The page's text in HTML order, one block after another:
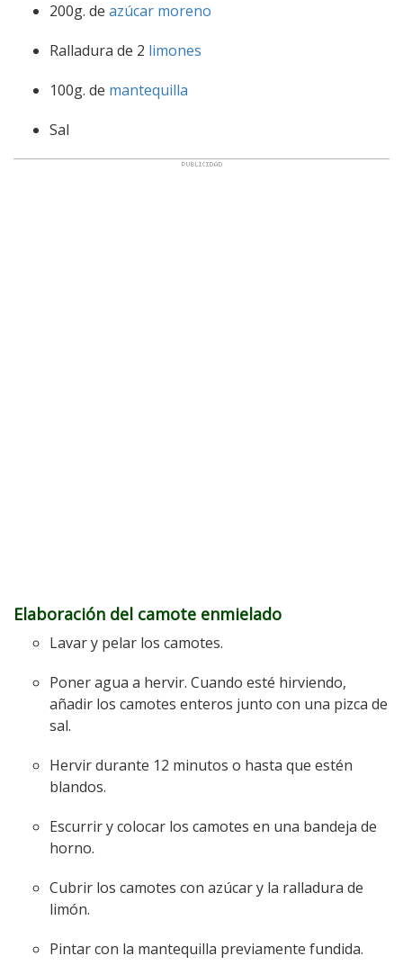
200g. de azúcar moreno
Ralladura de 2 limones
100g. de mantequilla
Sal
Elaboración del camote enmielado
Lavar y pelar los camotes.
Poner agua a hervir. Cuando esté hirviendo,
añadir los camotes enteros junto con una pizca de
sal.
Hervir durante 12 minutos o hasta que estén
blandos.
Escurrir y colocar los camotes en una bandeja de
horno.
Cubrir los camotes con azúcar y la ralladura de
limón.
Pintar con la mantequilla previamente fundida.